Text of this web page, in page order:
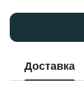
Доставка